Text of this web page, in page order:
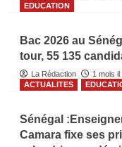
EDUCATION
Bac 2026 au
tour, 55 135
La Rédaction
1 mois il
ACTUALITES
Sénégal
Camara fixe ses